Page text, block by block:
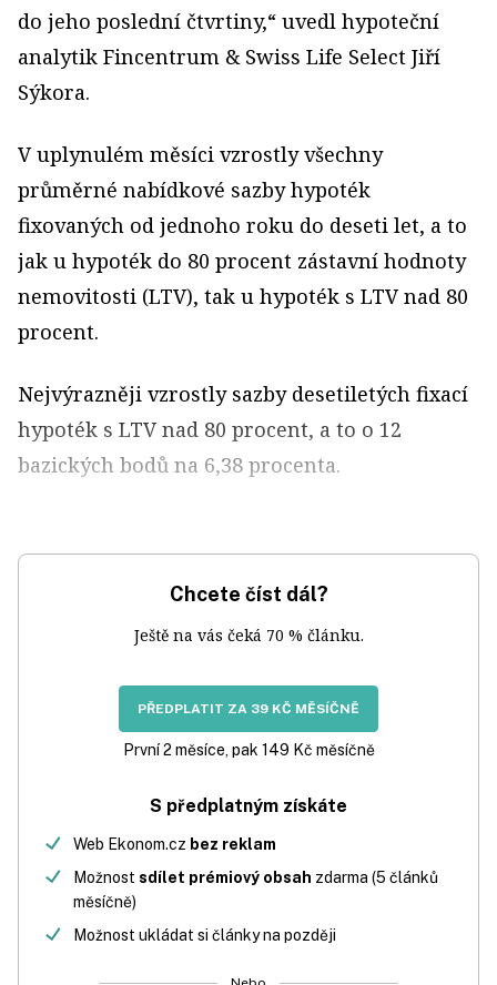
do jeho poslední čtvrtiny,“ uvedl hypoteční
analytik Fincentrum & Swiss Life Select Jiří
Sýkora.
V uplynulém měsíci vzrostly všechny
průměrné nabídkové sazby hypoték
fixovaných od jednoho roku do deseti let, a to
jak u hypoték do 80 procent zástavní hodnoty
nemovitosti (LTV), tak u hypoték s LTV nad 80
procent.
Nejvýrazněji vzrostly sazby desetiletých fixací
hypoték s LTV nad 80 procent, a to o 12
bazických bodů na 6,38 procenta.
Chcete číst dál?
Ještě na vás čeká 70 % článku.
PŘEDPLATIT ZA 39 KČ MĚSÍČNĚ
První 2 měsíce, pak 149 Kč měsíčně
S předplatným získáte
Web Ekonom.cz bez reklam
Možnost sdílet prémiový obsah zdarma (5 článků
měsíčně)
Možnost ukládat si články na později